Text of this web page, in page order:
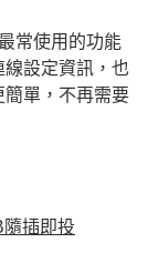
常使用的功能
設定資訊，也
簡單，不再需要
插即投